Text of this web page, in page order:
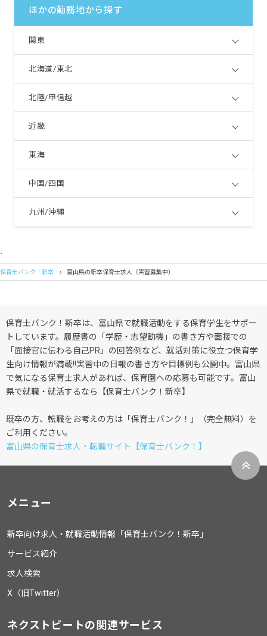
ほかの勤務地から探す
関東
北海道/東北
北陸/甲信越
近畿
東海
中国/四国
九州/沖縄
`
保育士バンク！新卒 富山県の新卒保育士求人（実習募集中）
保育士バンク！新卒は、富山県で就職活動をする保育学生をサポー
トしています。履歴書の「学歴・志望動機」の書き方や面接での
「面接官に伝わる自己PR」の回答例など、就活対策に役立つ保育学
生向け情報が満載!!実習中の日報の書き方や目標例も公開中。富山県
で気になる保育士求人があれば、保育園への応募も可能です。富山
県で就職・就活するなら【保育士バンク！新卒】
既卒の方、転職をお考えの方は「保育士バンク！」（完全無料）を
ご利用ください。
富山県の保育士求人・転職サイト【保育士バンク！】
メニュー
新卒向け求人・就職活動情報「保育士バンク！新卒」
サービス紹介
求人検索
X（旧Twitter）
ネクストビートの関連サービス